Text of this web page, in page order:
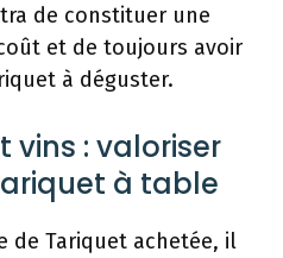
de constituer une
et de toujours avoir
à déguster.
vins : valoriser
à table
de Tariquet achetée, il